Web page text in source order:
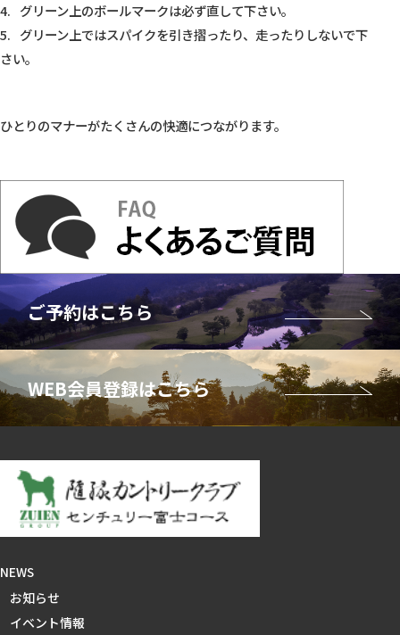
グリーン上のボールマークは必ず直して下さい。
グリーン上ではスパイクを引き摺ったり、走ったりしないで下
さい。
ひとりのマナーがたくさんの快適につながります。
NEWS
お知らせ
イベント情報